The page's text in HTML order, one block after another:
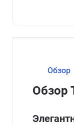
Обзор
Обзор